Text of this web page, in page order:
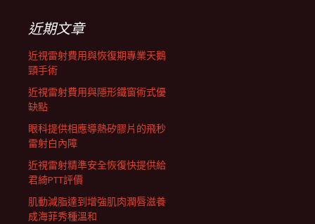
列近期文章
近視雷射費用與恢復期專業天鵝
頸手術
近視雷射費用與隱形鐵窗術式優
缺點
眼科提供相應導熱矽膠片的飛秒
雷射白內障
近視雷射精準安全恢復快提供給
君綺PTT評價
肌動減脂達到增強肌肉潤唇滋養
成海菲秀種溫和